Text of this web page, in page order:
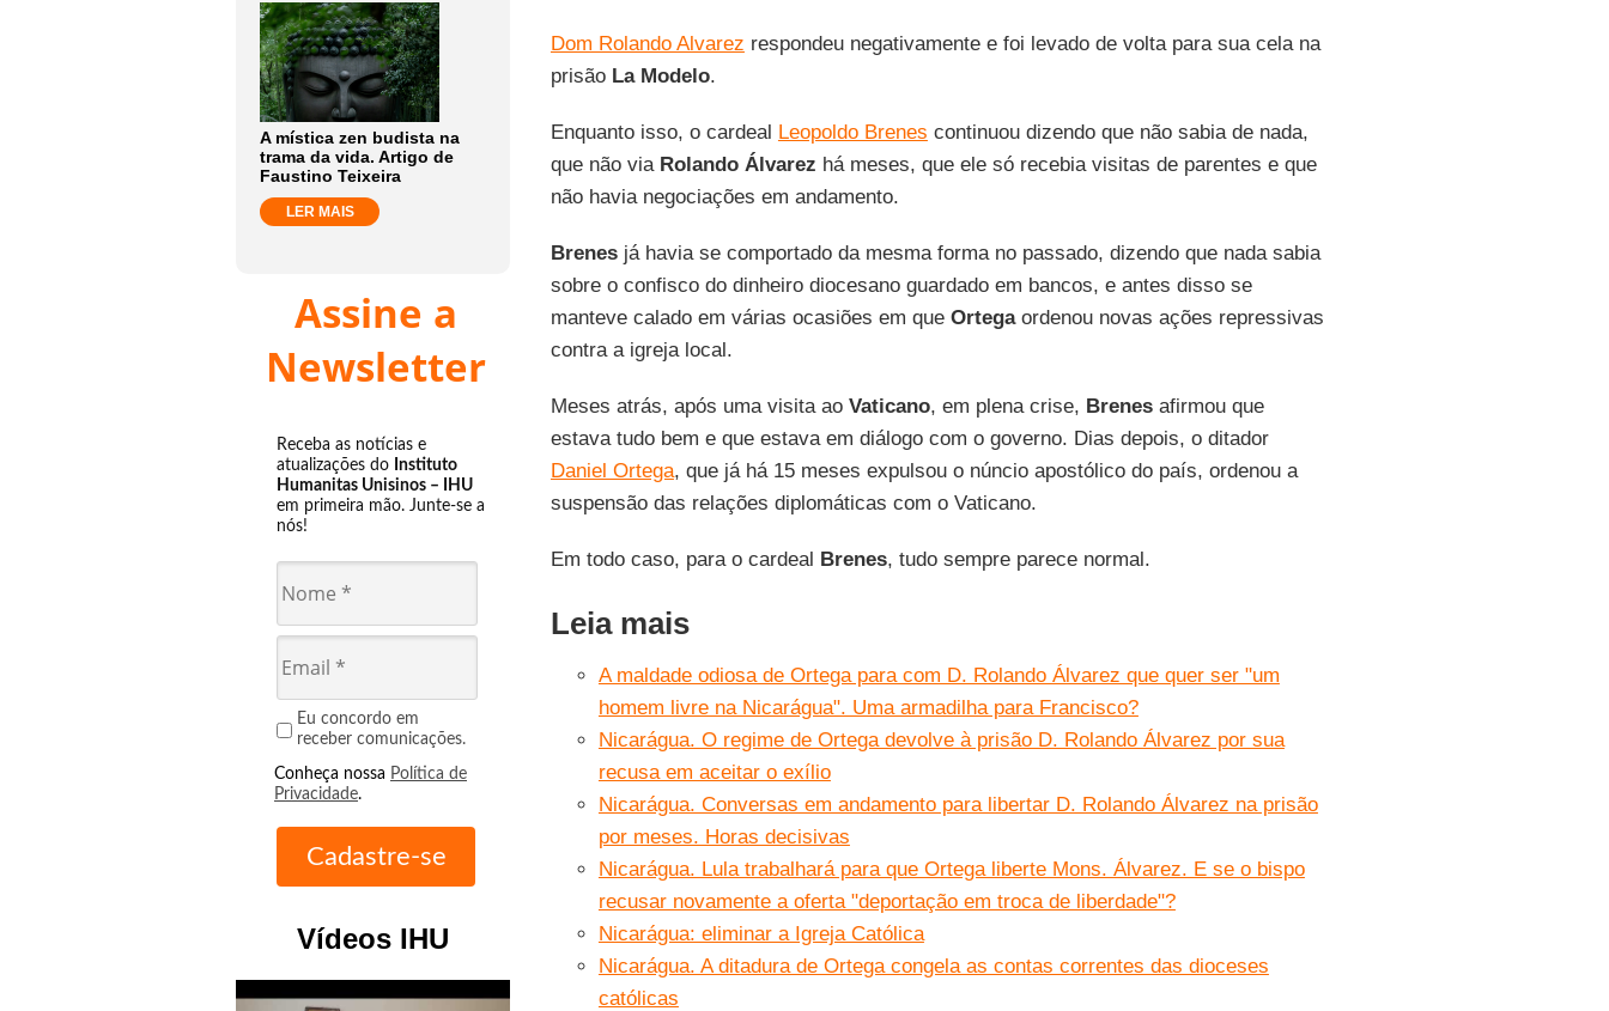
A mística zen budista na
trama da vida. Artigo de
Faustino Teixeira
LER MAIS
Assine a
Newsletter
Receba as notícias e
atualizações do Instituto
Humanitas Unisinos – IHU
em primeira mão. Junte-se a
nós!
Eu concordo em
receber comunicações.
Conheça nossa Política de
Privacidade.
Vídeos IHU
Dom Rolando Alvarez respondeu negativamente e foi levado de volta para sua cela na
prisão La Modelo.
Enquanto isso, o cardeal Leopoldo Brenes continuou dizendo que não sabia de nada,
que não via Rolando Álvarez há meses, que ele só recebia visitas de parentes e que
não havia negociações em andamento.
Brenesjá havia se comportado da mesma forma no passado, dizendo que nada sabia
sobre o confisco do dinheiro diocesano guardado em bancos, e antes disso se
manteve calado em várias ocasiões em que Ortegaordenou novas ações repressivas
contra a igreja local.
Meses atrás, após uma visita ao Vaticano, em plena crise, Brenesafirmou que
estava tudo bem e que estava em diálogo com o governo. Dias depois, o ditador
Daniel Ortega, que já há 15 meses expulsou o núncio apostólico do país, ordenou a
suspensão das relações diplomáticas com o Vaticano.
Em todo caso, para o cardeal Brenes, tudo sempre parece normal.
Leia mais
A maldade odiosa de Ortega para com D. Rolando Álvarez que quer ser "um
homem livre na Nicarágua". Uma armadilha para Francisco?
Nicarágua. O regime de Ortega devolve à prisão D. Rolando Álvarez por sua
recusa em aceitar o exílio
Nicarágua. Conversas em andamento para libertar D. Rolando Álvarez na prisão
por meses. Horas decisivas
Nicarágua. Lula trabalhará para que Ortega liberte Mons. Álvarez. E se o bispo
recusar novamente a oferta "deportação em troca de liberdade"?
Nicarágua: eliminar a Igreja Católica
Nicarágua. A ditadura de Ortega congela as contas correntes das dioceses
católicas